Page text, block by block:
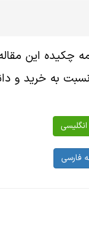
2005653 رایگان
به خرید و